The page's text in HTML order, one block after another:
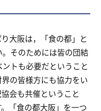
大阪は，「食の都」と
そのためには皆の団結
トも必要だということ
の皆様方にも協力をい
会も共催ということ
「食の都大阪」を一つ